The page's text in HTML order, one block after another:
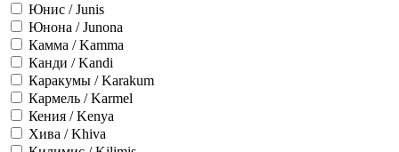
Юнис / Junis
Юнона / Junona
Камма / Kamma
Канди / Kandi
Каракумы / Karakum
Кармель / Karmel
Кения / Kenya
Хива / Khiva